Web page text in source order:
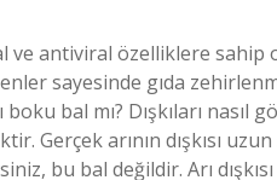
antiviral özelliklere sahip
sayesinde gıda
bal mı? Dışkıları nasıl
Gerçek arının dışkısı
bu bal değildir. Arı dışkısı